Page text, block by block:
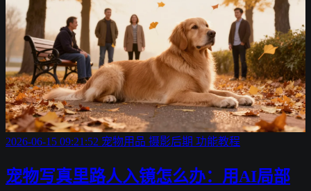
2026-06-15 09:21:52 宠物用品 摄影后期 功能教程
宠物写真里路人入镜怎么办：用AI局部